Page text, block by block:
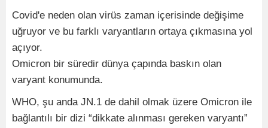
Covid'e neden olan virüs zaman içerisinde değişime
uğruyor ve bu farklı varyantların ortaya çıkmasına yol
açıyor.
Omicron bir süredir dünya çapında baskın olan
varyant konumunda.
WHO, şu anda JN.1 de dahil olmak üzere Omicron ile
bağlantılı bir dizi “dikkate alınması gereken varyantı”